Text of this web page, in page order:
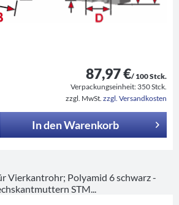
87,97 €/ 100 Stck.
Verpackungseinheit: 350 Stck.
zzgl. MwSt. zzgl. Versandkosten
In denWarenkorb
Vierkantrohr; Polyamid 6 schwarz -
STM...